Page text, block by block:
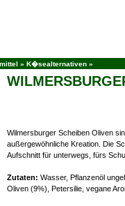
» K�sealternativen »
Wilmersburger Scheiben Oliven
außergewöhnliche Kreation. Die
Aufschnitt für unterwegs, fürs
Zutaten: Wasser, Pflanzenöl
Oliven (9%), Petersilie, vegane